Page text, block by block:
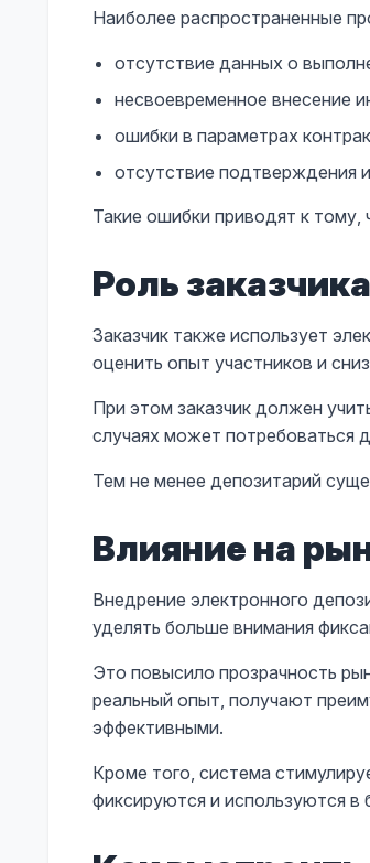
Наиболее распространенные
отсутствие данных о
несвоевременное внесение
ошибки в параметрах
отсутствие подтверждения
Такие ошибки приводят к тому,
Роль заказчика
Заказчик также использует
оценить опыт участников и
При этом заказчик должен
случаях может потребоваться
Тем не менее депозитарий
Влияние на
Внедрение электронного
уделять больше внимания
Это повысило прозрачность
реальный опыт, получают
эффективными.
Кроме того, система
фиксируются и используются в